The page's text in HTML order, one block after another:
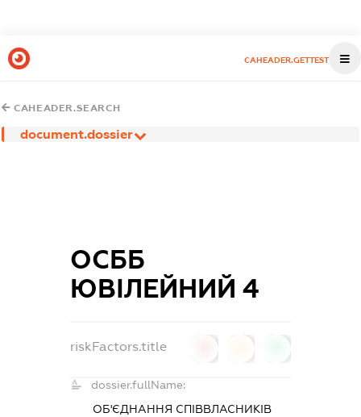
CAHEADER.GETTEST
CAHEADER.SEARCH
document.dossier
ОСББ
ЮВІЛЕЙНИЙ 4
riskFactors.title
dossier.fullName:
ОБ'ЄДНАННЯ СПІВВЛАСНИКІВ